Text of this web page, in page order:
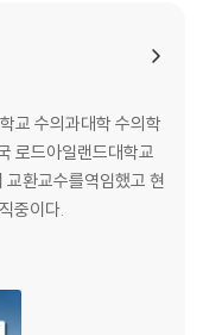
교 수의과대학 수의학
로드아일랜드대학교
환교수를역임했고 현
중이다.